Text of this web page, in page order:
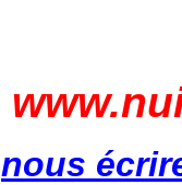
nous